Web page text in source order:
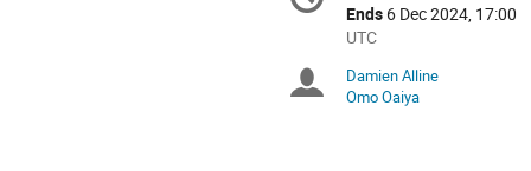
information
Ends 6 Dec 2024, 17:00
All
are
in
UTC
Chairpersons
Damien Alline
Omo Oaiya